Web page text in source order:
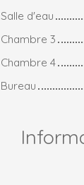
Salle d'eau
Chambre 3
Chambre 4
Bureau